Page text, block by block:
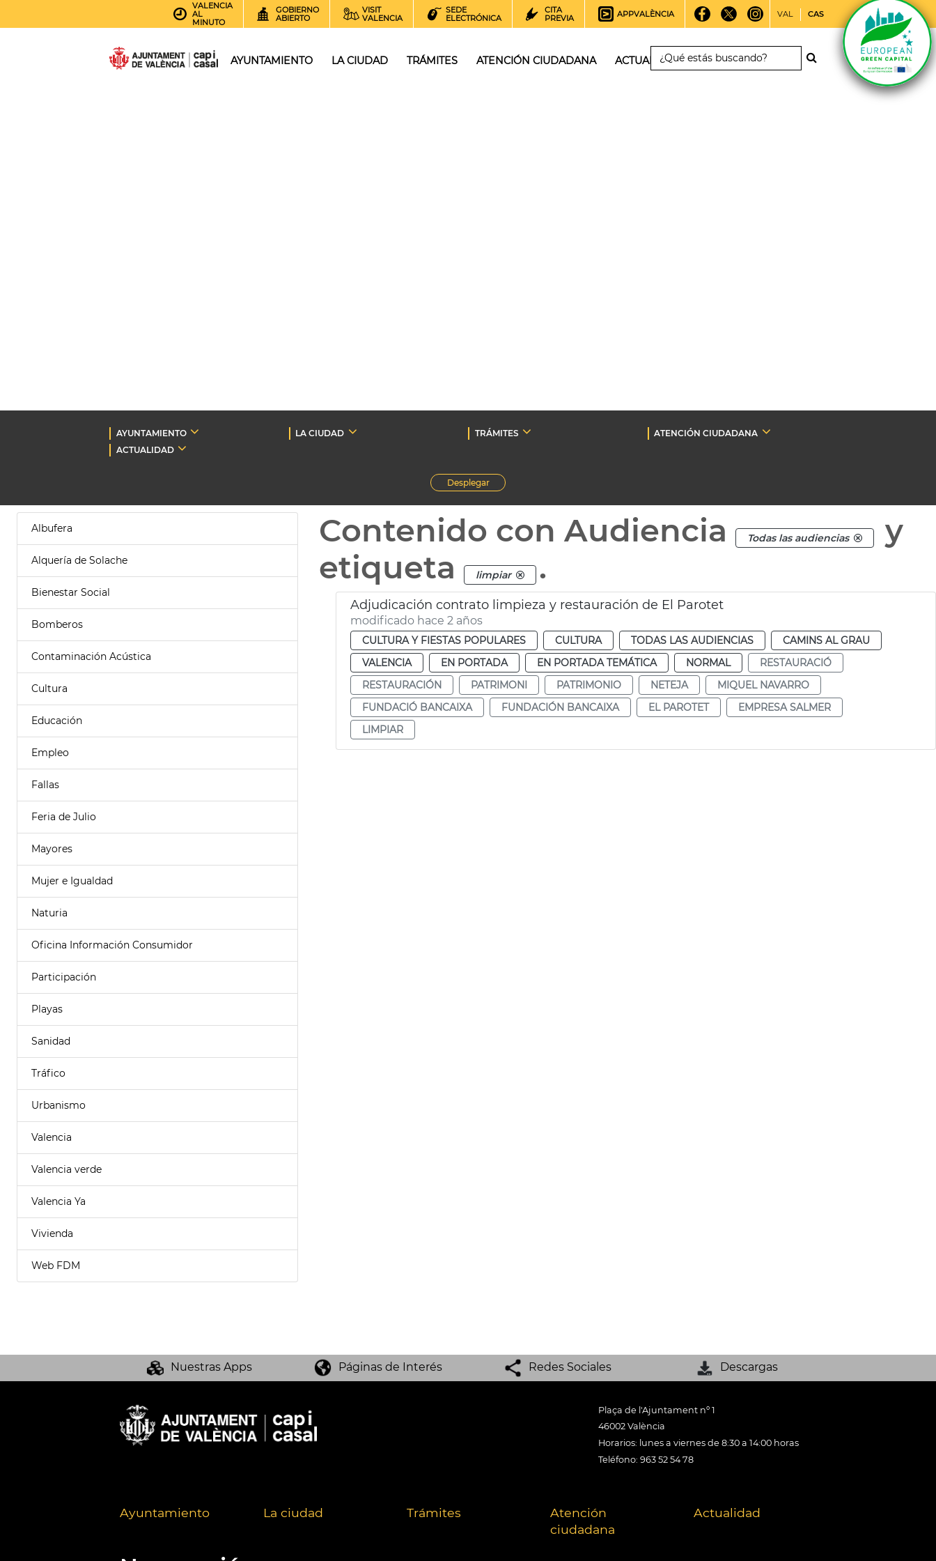
VALENCIA
AL
MINUTO
GOBIERNO
ABIERTO
VISIT
VALENCIA
SEDE
ELECTRÓNICA
CITA
PREVIA
APPVALÈNCIA VAL CAS
AYUNTAMIENTO LA CIUDAD TRÁMITES ATENCIÓN CIUDADANA ACTUALIDAD
AYUNTAMIENTO LA CIUDAD TRÁMITES
ATENCIÓN CIUDADANA
ACTUALIDAD
Desplegar
Albufera
Alquería de Solache
Bienestar Social
Bomberos
Contaminación Acústica
Cultura
Educación
Empleo
Fallas
Feria de Julio
Mayores
Mujer e Igualdad
Naturia
Oficina Información Consumidor
Participación
Playas
Sanidad
Tráfico
Urbanismo
Valencia
Valencia verde
Valencia Ya
Vivienda
Web FDM
Contenido con Audiencia Todas las audiencias
y
etiqueta
limpiar .
Adjudicación contrato limpieza y restauración de El Parotet
modificado hace 2 años
CULTURA Y FIESTAS POPULARES CULTURA TODAS LAS AUDIENCIAS
CAMINS AL GRAU
VALENCIA
EN PORTADA EN PORTADA TEMÁTICA NORMAL
RESTAURACIÓ
RESTAURACIÓN
PATRIMONI PATRIMONIO NETEJA
MIQUEL NAVARRO
FUNDACIÓ BANCAIXA
FUNDACIÓN BANCAIXA EL PAROTET
EMPRESA SALMER
LIMPIAR
Nuestras Apps Páginas de Interés Redes Sociales Descargas
Plaça de l'Ajuntament nº 1
46002 València
Horarios: lunes a viernes de 8:30 a 14:00 horas
Teléfono: 963 52 54 78
Ayuntamiento La ciudad Trámites
Atención
ciudadana
Actualidad